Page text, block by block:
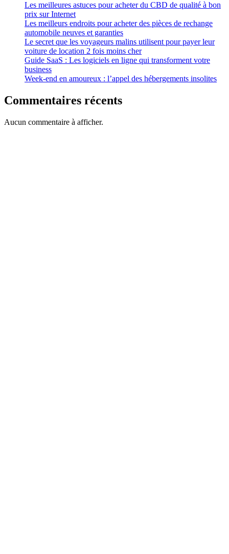
Les meilleures astuces pour acheter du CBD de qualité à bon
prix sur Internet
Les meilleurs endroits pour acheter des pièces de rechange
automobile neuves et garanties
Le secret que les voyageurs malins utilisent pour payer leur
voiture de location 2 fois moins cher
Guide SaaS : Les logiciels en ligne qui transforment votre
business
Week-end en amoureux : l’appel des hébergements insolites
Commentaires récents
Aucun commentaire à afficher.